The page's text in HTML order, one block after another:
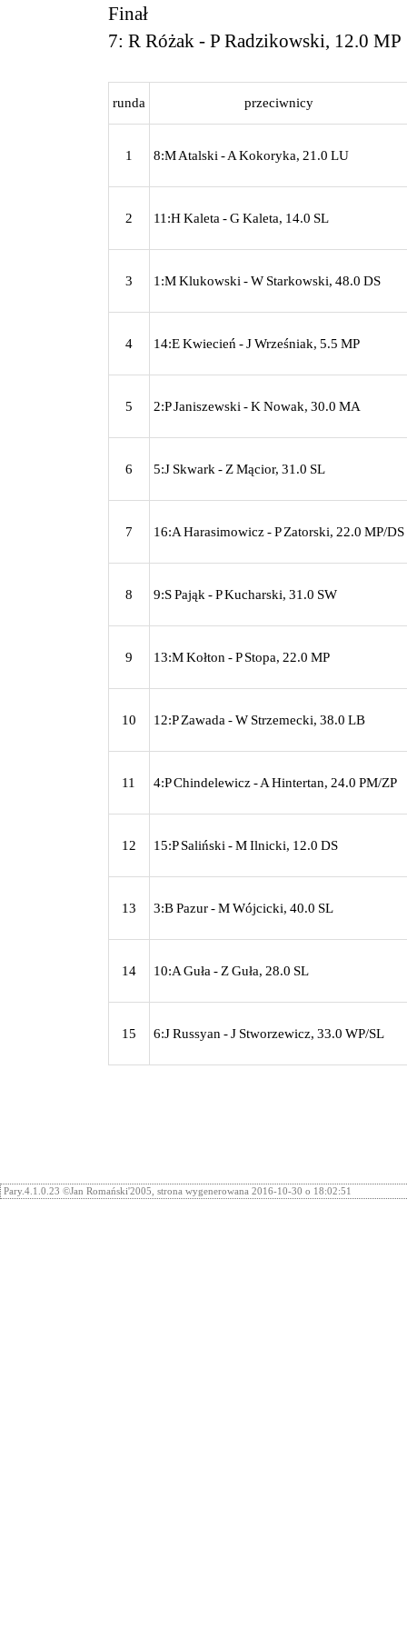
Finał
7: R Różak - P Radzikowski, 12.0 MP
runda przeciwnicy
1 8:M Atalski - A Kokoryka, 21.0 LU
2 11:H Kaleta - G Kaleta, 14.0 SL
3 1:M Klukowski - W Starkowski, 48.0 DS
4 14:E Kwiecień - J Wrześniak, 5.5 MP
5 2:P Janiszewski - K Nowak, 30.0 MA
6 5:J Skwark - Z Mącior, 31.0 SL
7 16:A Harasimowicz - P Zatorski, 22.0 MP/DS
8 9:S Pająk - P Kucharski, 31.0 SW
9 13:M Kołton - P Stopa, 22.0 MP
10 12:P Zawada - W Strzemecki, 38.0 LB
11 4:P Chindelewicz - A Hintertan, 24.0 PM/ZP
12 15:P Saliński - M Ilnicki, 12.0 DS
13 3:B Pazur - M Wójcicki, 40.0 SL
14 10:A Guła - Z Guła, 28.0 SL
15 6:J Russyan - J Stworzewicz, 33.0 WP/SL
Pary.4.1.0.23 ©Jan Romański'2005, strona wygenerowana 2016-10-30 o 18:02:51